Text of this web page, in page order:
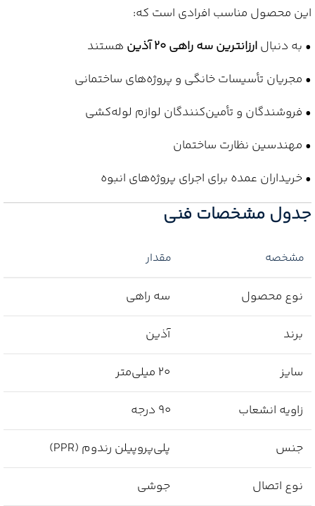
این محصول مناسب افرادی است که:
• به دنبالارزانترین سه راهی 20 آذین
هستند
• مجریان تأسیسات خانگی و پروژه‌های ساختمانی
• فروشندگان و تأمین‌کنندگان لوازم لوله‌کشی
• مهندسین نظارت ساختمان
• خریداران عمده برای اجرای پروژه‌های انبوه
جدول مشخصات فنی
مشخصه مقدار
نوع محصول سه راهی
برند آذین
سایز 20 میلی‌متر
زاویه انشعاب 90 درجه
جنس پلی‌پروپیلن رندوم (PPR)
نوع اتصال جوشی